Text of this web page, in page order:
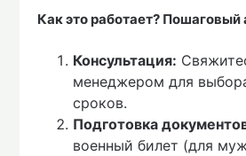
Как это работает? Пошаговый
Консультация:
менеджером для
сроков.
Подготовка
военный билет (для